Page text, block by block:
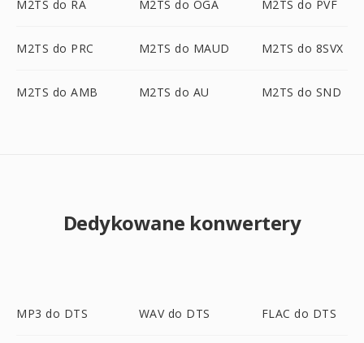
M2TS do RA M2TS do OGA M2TS do PVF
M2TS do PRC M2TS do MAUD M2TS do 8SVX
M2TS do AMB M2TS do AU M2TS do SND
Dedykowane konwertery
MP3 do DTS WAV do DTS FLAC do DTS